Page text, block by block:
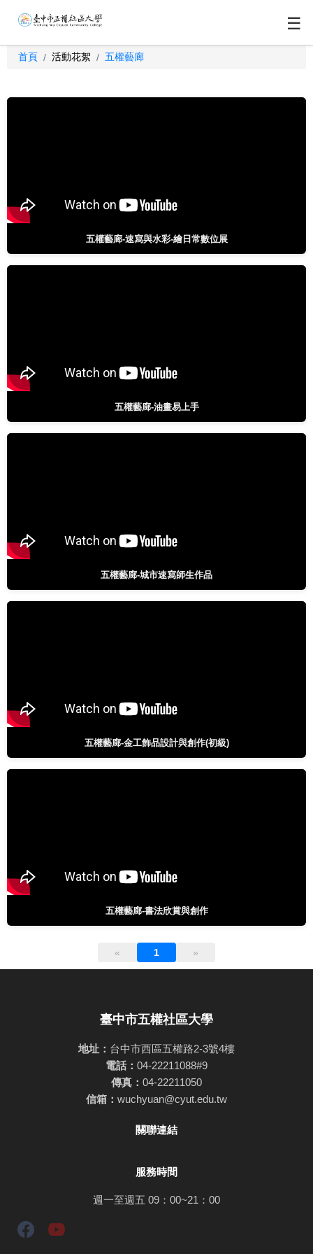
☰
首頁 / 活動花絮 / 五權藝廊
五權藝廊-速寫與水彩-繪日常數位展
五權藝廊-油畫易上手
五權藝廊-城市速寫師生作品
五權藝廊-金工飾品設計與創作(初級)
五權藝廊-書法欣賞與創作
« 1 »
臺中市五權社區大學
地址： 台中市西區五權路2-3號4樓
電話： 04-22211088#9
傳真： 04-22211050
信箱： wuchyuan@cyut.edu.tw
關聯連結
服務時間
週一至週五 09：00~21：00